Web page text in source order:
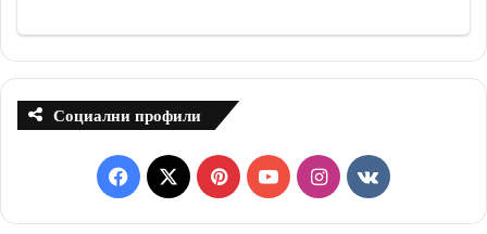
Социални профили
F
a
X
P
i
Y
o
I
n
v
k